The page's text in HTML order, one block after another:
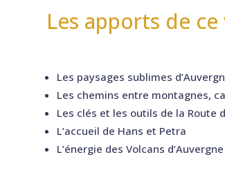
Les apports de
Les paysages sublimes
Les chemins entre montagnes,
Les clés et les outils de la Route
L’accueil de Hans et Petra
L’énergie des Volcans d’Auvergne